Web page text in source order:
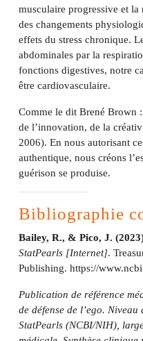
musculaire progressive et
des changements
effets du stress chronique.
abdominales par la
fonctions digestives, notre
être cardiovasculaire.
Comme le dit Brené Brown
de l’innovation, de la
2006). En nous autorisant
authentique, nous créons
guérison se produise.
Bibliographie
Bailey, R., & Pico, J.
StatPearls [Internet].
Publishing. https://
Publication de référence
de défense de l’ego.
StatPearls (NCBI/NIH),